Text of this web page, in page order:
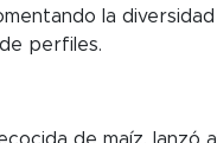
la
perfiles.
de maíz, lanzó